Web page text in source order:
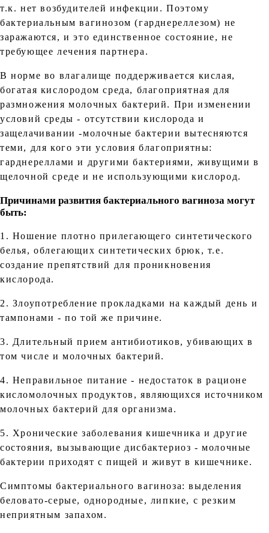
т.к. нет возбудителей инфекции. Поэтому
бактериальным вагинозом (гарднереллезом) не
заражаются, и это единственное состояние, не
требующее лечения партнера.
В норме во влагалище поддерживается кислая,
богатая кислородом среда, благоприятная для
размножения молочных бактерий. При изменении
условий среды - отсутствии кислорода и
защелачивании -молочные бактерии вытесняются
теми, для кого эти условия благоприятны:
гарднереллами и другими бактериями, живущими в
щелочной среде и не использующими кислород.
Причинами развития бактериального вагиноза могут
быть:
1. Ношение плотно прилегающего синтетического
белья, облегающих синтетических брюк, т.е.
создание препятствий для проникновения
кислорода.
2. Злоупотребление прокладками на каждый день и
тампонами - по той же причине.
3. Длительный прием антибиотиков, убивающих в
том числе и молочных бактерий.
4. Неправильное питание - недостаток в рационе
кисломолочных продуктов, являющихся источником
молочных бактерий для организма.
5. Хронические заболевания кишечника и другие
состояния, вызывающие дисбактериоз - молочные
бактерии приходят с пищей и живут в кишечнике.
Симптомы бактериального вагиноза: выделения
беловато-серые, однородные, липкие, с резким
неприятным запахом.